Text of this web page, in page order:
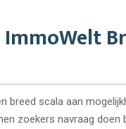
breed scala aan
zoekers navraag doen